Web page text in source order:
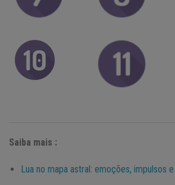
Saiba mais :
Lua no mapa astral: emoções, impulsos